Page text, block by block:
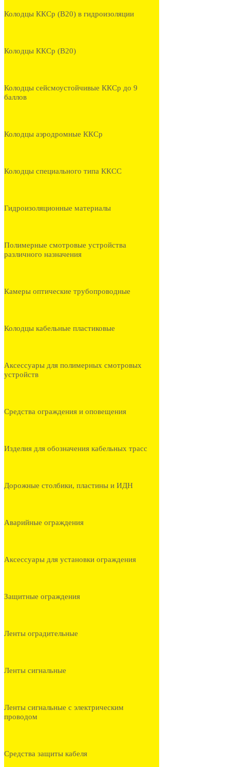
Колодцы ККСр (В20) в гидроизоляции
Колодцы ККСр (В20)
Колодцы сейсмоустойчивые ККСр до 9
баллов
Колодцы аэродромные ККСр
Колодцы специального типа ККСС
Гидроизоляционные материалы
Полимерные смотровые устройства
различного назначения
Камеры оптические трубопроводные
Колодцы кабельные пластиковые
Аксессуары для полимерных смотровых
устройств
Средства ограждения и оповещения
Изделия для обозначения кабельных трасс
Дорожные столбики, пластины и ИДН
Аварийные ограждения
Аксессуары для установки ограждения
Защитные ограждения
Ленты оградительные
Ленты сигнальные
Ленты сигнальные с электрическим
проводом
Средства защиты кабеля